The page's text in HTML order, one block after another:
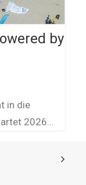
by
in die
2026…